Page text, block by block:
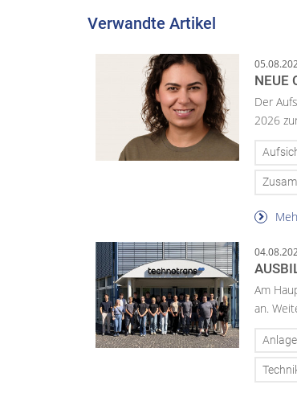
Verwandte Artikel
NEUE
Der
2026
Am
an.